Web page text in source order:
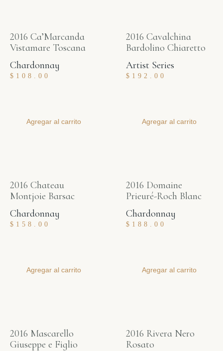
2016 Ca’Marcanda
Vistamare Toscana
Chardonnay
$ 108.00
Agregar al carrito
2016 Cavalchina
Bardolino Chiaretto
Artist Series
$ 192.00
Agregar al carrito
2016 Chateau
Montjoie Barsac
Chardonnay
$ 158.00
Agregar al carrito
2016 Domaine
Prieuré-Roch Blanc
Chardonnay
$ 188.00
Agregar al carrito
2016 Mascarello
Giuseppe e Figlio
2016 Rivera Nero
Rosato